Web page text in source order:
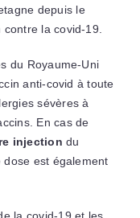
depuis le
la covid-19.
du Royaume-Uni
anti-covid à toute
sévères à
En cas de
injection du
dose est également